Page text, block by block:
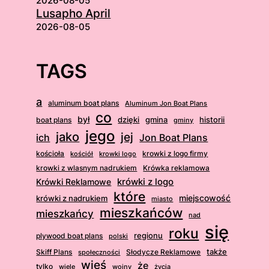
Lusapho April
2026-08-05
TAGS
a aluminum boat plans Aluminum Jon Boat Plans
boat plans był co dzięki gmina gminy historii
ich jako jego jej Jon Boat Plans
kościoła kościół krowki logo
krowki z logo firmy
krowki z wlasnym nadrukiem
Krówka reklamowa
Krówki Reklamowe krówki z logo
krówki z nadrukiem które miasto miejscowość
mieszkańcy mieszkańców nad
plywood boat plans polski regionu roku się
Skiff Plans społeczności Słodycze Reklamowe także
tylko wiele wieś wojny że życia